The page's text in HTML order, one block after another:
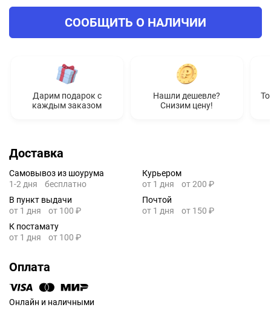
СООБЩИТЬ О НАЛИЧИИ
Дарим подарок с
каждым заказом
Нашли дешевле?
Снизим цену!
Доставка
Самовывоз из шоурума
1-2 дня
бесплатно
Курьером
от 1 дня
от 200 ₽
В пункт выдачи
от 1 дня
от 100 ₽
Почтой
от 1 дня
от 150 ₽
К постамату
от 1 дня
от 100 ₽
Оплата
Онлайн и наличными